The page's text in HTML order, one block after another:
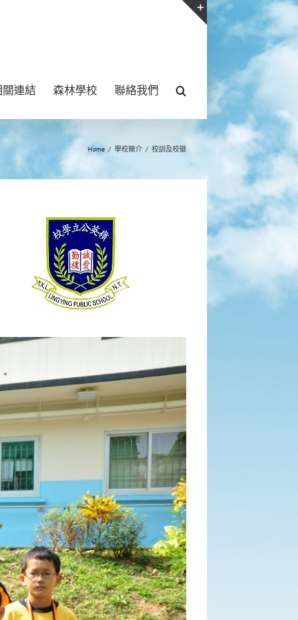
關連結 森林學校 聯絡我們
Home / 學校簡介 / 校訓及校徽
Toggle
Area